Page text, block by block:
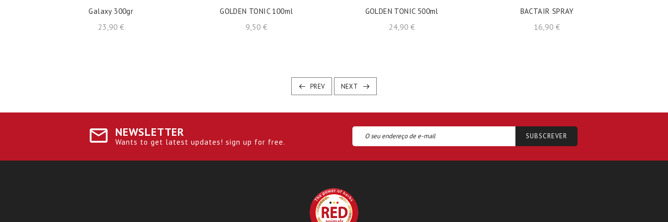
Galaxy 300gr
23,90 €Preço
GOLDEN TONIC 100ml
9,50 €Preço
GOLDEN TONIC 500ml
24,90 €Preço
BACTAIR SPRAY
16,90 €
PREV NEXT
NEWSLETTER
Wants to get latest updates! sign up for free.